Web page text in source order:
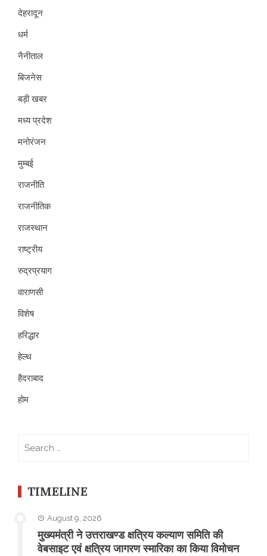
देहरादून
धर्म
नैनीताल
बिजनेस
बड़ी खबर
मध्य प्रदेश
मनोरंजन
मुम्बई
राजनीति
राजनीतिक
राजस्थान
राष्ट्रीय
रुद्रप्रयाग
वाराणसी
विशेष
हरिद्धार
हेल्थ
हैदराबाद
होम
TIMELINE
August 9, 2026
मुख्यमंत्री ने उत्तराखण्ड क्षत्रिय कल्याण समिति की
वेबसाइट एवं क्षत्रिय जागरण स्मारिका का किया विमोचन